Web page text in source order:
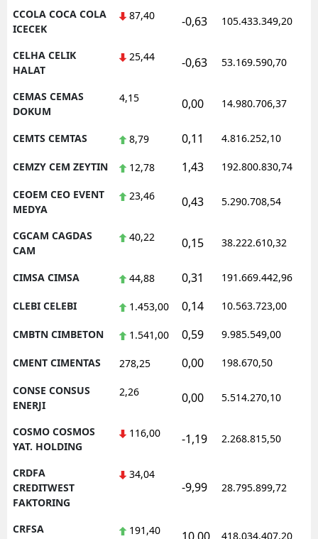
CCOLA COCA COLA
ICECEK
87,40 -0,63 105.433.349,20
CELHA CELIK
HALAT
25,44 -0,63 53.169.590,70
CEMAS CEMAS
DOKUM
4,15 0,00 14.980.706,37
CEMTS CEMTAS 8,79 0,11 4.816.252,10
CEMZY CEM ZEYTIN 12,78 1,43 192.800.830,74
CEOEM CEO EVENT
MEDYA
23,46 0,43 5.290.708,54
CGCAM CAGDAS
CAM
40,22 0,15 38.222.610,32
CIMSA CIMSA 44,88 0,31 191.669.442,96
CLEBI CELEBI 1.453,00 0,14 10.563.723,00
CMBTN CIMBETON 1.541,00 0,59 9.985.549,00
CMENT CIMENTAS 278,25 0,00 198.670,50
CONSE CONSUS
ENERJI
2,26 0,00 5.514.270,10
COSMO COSMOS
YAT. HOLDING
116,00 -1,19 2.268.815,50
CRDFA
CREDITWEST
FAKTORING
34,04
-9,99 28.795.899,72
CRFSA
191,40 418.034.407,20